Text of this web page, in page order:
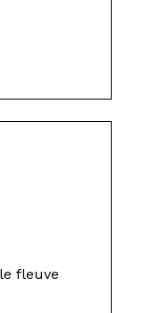
fleuve